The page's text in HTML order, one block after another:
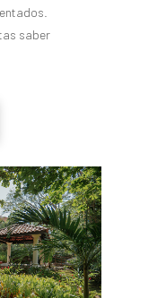
saber